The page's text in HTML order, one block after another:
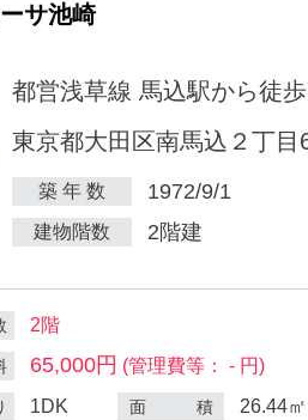
サ池崎
都営浅草線 馬込駅から徒
東京都大田区南馬込２丁目
築 年 数 1972/9/1
建物階数 2階建
2階
65,000円 (管理費等： - 円)
1DK 面 積 26.44㎡